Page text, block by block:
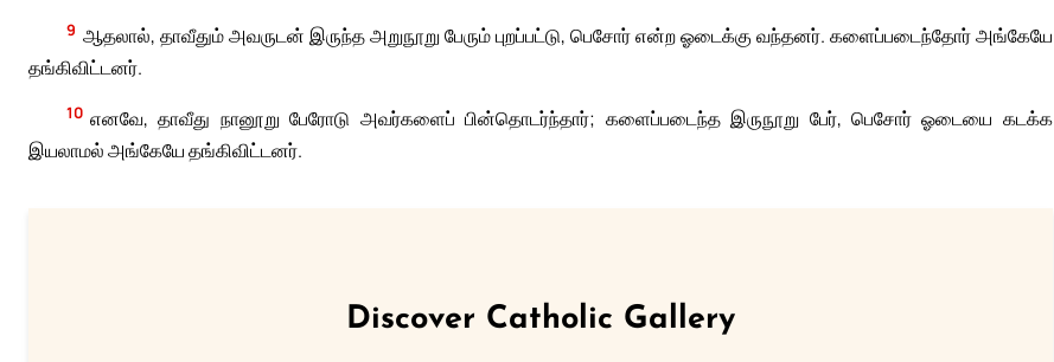
9 ஆதலால், தாவீதும் அவருடன் இருந்த அறுநூறு பேரும் புறப்பட்டு, பெசோர் என்ற ஓடைக்கு வந்தனர். களைப்படைந்தோர் அங்கேயே
தங்கிவிட்டனர்.
10 எனவே, தாவீது நானூறு பேரோடு அவர்களைப் பின்தொடர்ந்தார்; களைப்படைந்த இருநூறு பேர், பெசோர் ஓடையை கடக்க
இயலாமல் அங்கேயே தங்கிவிட்டனர்.
Discover Catholic Gallery